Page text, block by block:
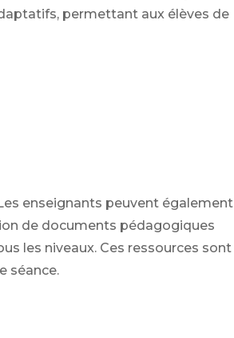
permettant aux élèves de
enseignants peuvent également
de documents pédagogiques
les niveaux. Ces ressources sont
séance.